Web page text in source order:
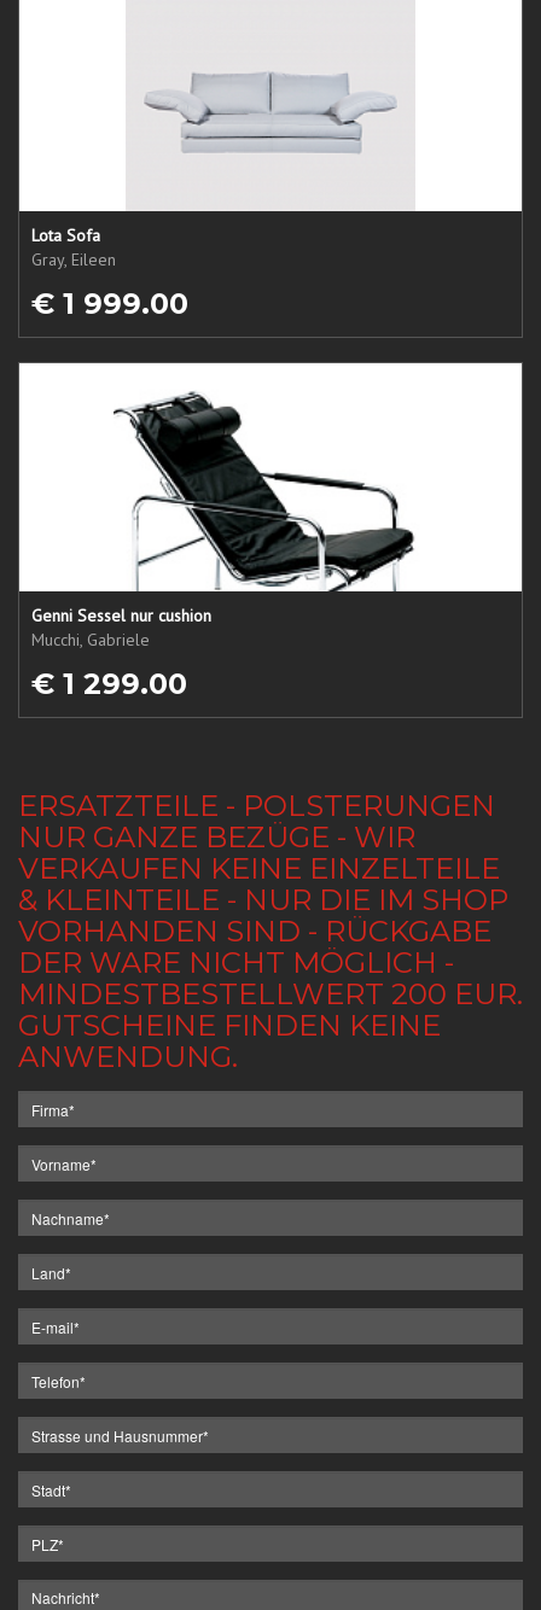
Lota Sofa
Gray, Eileen
€ 1 999.00
Genni Sessel nur cushion
Mucchi, Gabriele
€ 1 299.00
ERSATZTEILE - POLSTERUNGEN
NUR GANZE BEZÜGE - WIR
VERKAUFEN KEINE EINZELTEILE
& KLEINTEILE - NUR DIE IM SHOP
VORHANDEN SIND - RÜCKGABE
DER WARE NICHT MÖGLICH -
MINDESTBESTELLWERT 200 EUR.
GUTSCHEINE FINDEN KEINE
ANWENDUNG.